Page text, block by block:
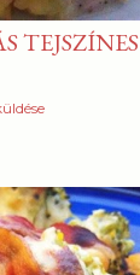
TEJSZÍNES